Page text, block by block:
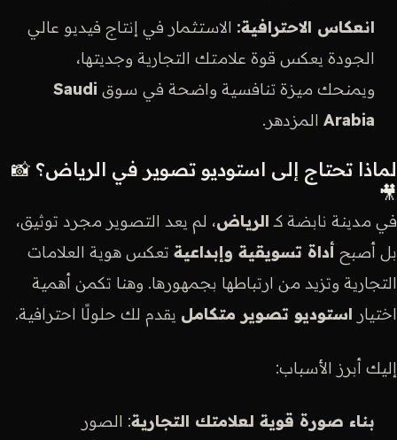
انعكاس الاحترافية: الاستثمار في إنتاج فيديو عالي
الجودة يعكس قوة علامتك التجارية وجديتها،
ويمنحك ميزة تنافسية واضحة في سوق Saudi
Arabia المزدهر.
لماذا تحتاج إلى استوديو تصوير في الرياض؟ 📸
🎥
في مدينة نابضة كـ الرياض، لم يعد التصوير مجرد توثيق،
بل أصبح أداة تسويقية وإبداعية تعكس هوية العلامات
التجارية وتزيد من ارتباطها بجمهورها. وهنا تكمن أهمية
اختيار استوديو تصوير متكامل يقدم لك حلولًا احترافية.
إليك أبرز الأسباب:
بناء صورة قوية لعلامتك التجارية: الصور